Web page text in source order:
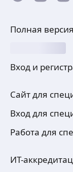
Полная
Вход и
Сайт для
Вход для
Работа для
ИТ-